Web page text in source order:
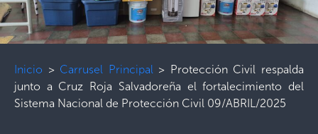
Inicio > Carrusel Principal> Protección Civil respalda
junto a Cruz Roja Salvadoreña el fortalecimiento del
Sistema Nacional de Protección Civil 09/ABRIL/2025